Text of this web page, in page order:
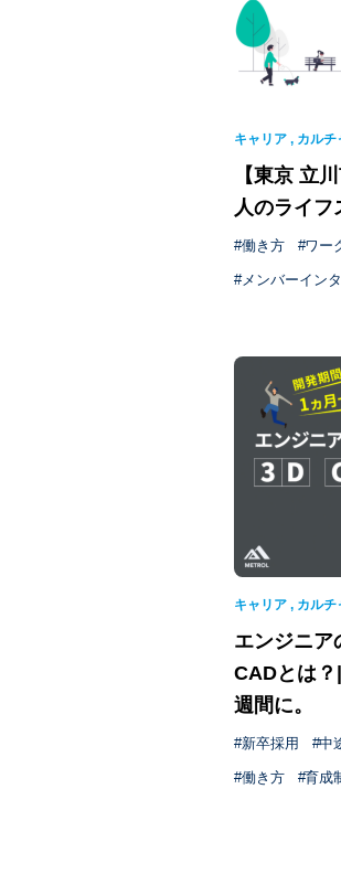
キャリア , カルチ
【東京 立
人のライフ
働き方 ワー
メンバーイン
キャリア , カルチ
エンジニア
CADとは
週間に。
新卒採用 中
働き方 育成